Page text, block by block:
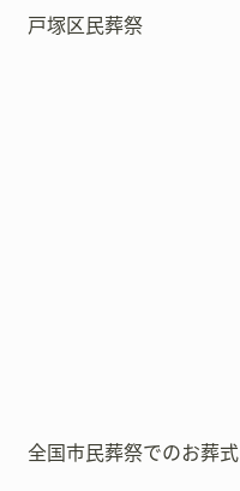
戸塚区民葬祭
全国市民葬祭でのお葬式